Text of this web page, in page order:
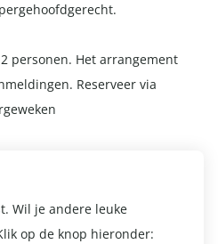
personen. Het arrangement
Reserveer via
Wil je andere leuke
op de knop hieronder: